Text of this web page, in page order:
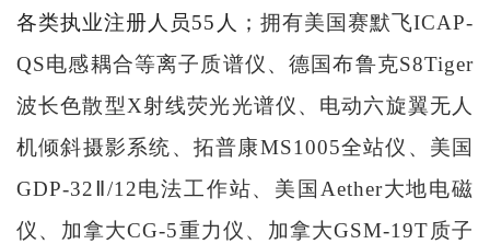
各类执业注册人员55 人； 拥有美国赛默飞ICAP-
QS电感耦合等离子质谱仪、德国布鲁克S8Tiger
波长色散型X射线荧光光谱仪、电动六旋翼无人
机倾斜摄影系统、拓普康MS1005全站仪、美国
GDP-32
/12电法工作站、美国 Aether大地电磁
仪、加拿大CG-5重力仪、加拿大GSM-19T质子